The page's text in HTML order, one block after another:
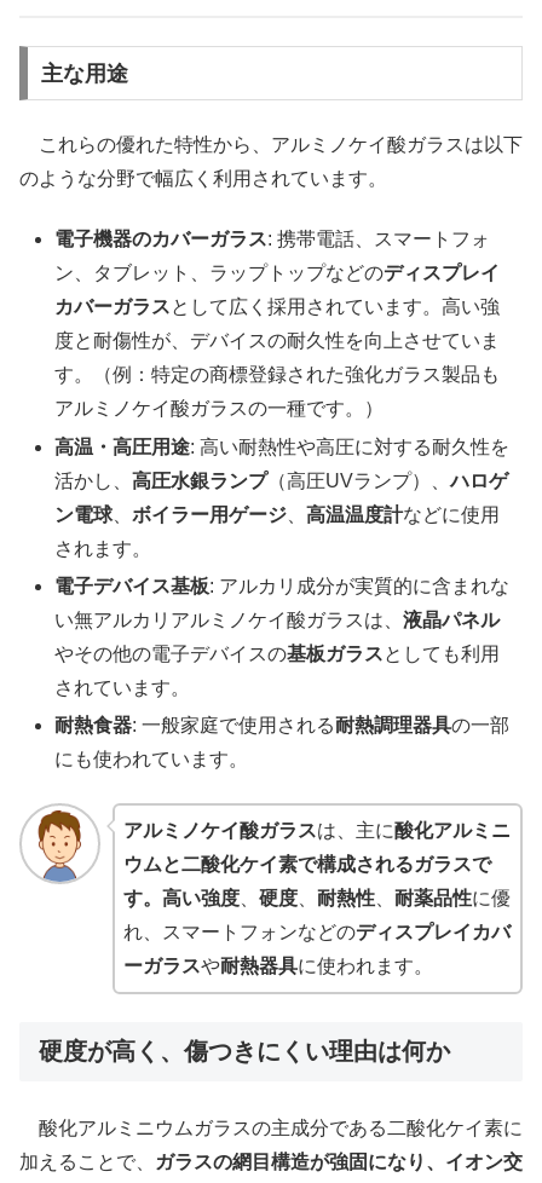
主な用途
これらの優れた特性から、アルミノケイ酸ガラスは以下
のような分野で幅広く利用されています。
電子機器のカバーガラス: 携帯電話、スマートフォ
ン、タブレット、ラップトップなどのディスプレイ
カバーガラスとして広く採用されています。高い強
度と耐傷性が、デバイスの耐久性を向上させていま
す。（例：特定の商標登録された強化ガラス製品も
アルミノケイ酸ガラスの一種です。）
高温・高圧用途: 高い耐熱性や高圧に対する耐久性を
活かし、高圧水銀ランプ（高圧UVランプ）、ハロゲ
ン電球、ボイラー用ゲージ 、高温温度計などに使用
されます。
電子デバイス基板: アルカリ成分が実質的に含まれな
い無アルカリアルミノケイ酸ガラスは、液晶パネル
やその他の電子デバイスの基板ガラスとしても利用
されています。
耐熱食器: 一般家庭で使用される耐熱調理器具の一部
にも使われています。
アルミノケイ酸ガラスは、主に酸化アルミニ
ウムと二酸化ケイ素で構成されるガラスで
す。高い強度、 硬度、 耐熱性、 耐薬品性に優
れ、スマートフォンなどのディスプレイカバ
ーガラスや耐熱器具に使われます。
硬度が高く、傷つきにくい理由は何か
酸化アルミニウムガラスの主成分である二酸化ケイ素に
加えることで、
ガラスの網目構造が強固になり、イオン交